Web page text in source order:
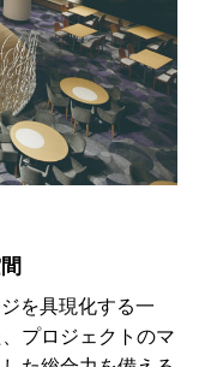
を具現化する一
プロジェクトのマ